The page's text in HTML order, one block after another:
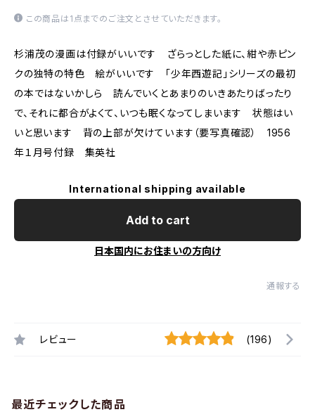
この商品は1点までのご注文とさせていただきます。
杉浦茂の漫画は付録がいいです ざらっとした紙に、紺や赤ピン
クの独特の特色 絵がいいです 「少年西遊記」シリーズの最初
の本ではないかしら 読んでいくとあまりのいきあたりばったり
で、それに都合がよくて、いつも眠くなってしまいます 状態はい
いと思います 背の上部が欠けています（要写真確認） 1956
年１月号付録 集英社
International shipping available
Add to cart
日本国内にお住まいの方向け
通報する
レビュー (196)
最近チェックした商品